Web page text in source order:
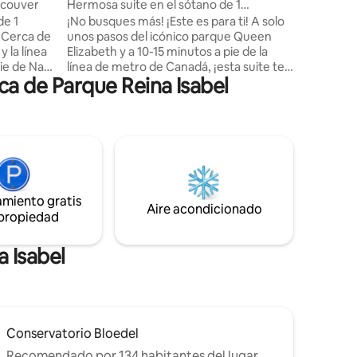
1
la línea
de Nat
de
70
Main
Hermosa suite en el sótano de 1
dormitorio con entrada independiente
¡No busques más! ¡Este es para ti! A solo
unos pasos del icónico parque Queen
Elizabeth y a 10-15 minutos a pie de la
línea de metro de Canadá, ¡esta suite te
encantará! Ven a disfrutar de Vancouver
en uno de los barrios más bonitos de la
ocupado y activo. Evita el bullicio del
centro de la ciudad, mientras te
hospedas a solo 4 km de distancia. Baño
privado. ¡Lo sentimos, no hay cocina,
de Parque Reina Isabel
gratis
Aire acondicionado
Isabel
Conservatorio Bloedel